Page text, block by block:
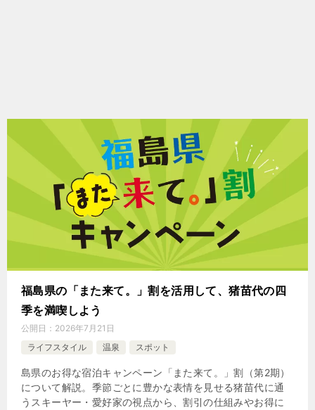
福島県の「また来て。」割を活用して、猪苗代の四
季を満喫しよう
公開日： 2026年7月21日
ライフスタイル
温泉 スポット
島県のお得な宿泊キャンペーン「また来て。」割（第2期）
について解説。季節ごとに豊かな表情を見せる猪苗代に通
うスキーヤー・愛好家の視点から、割引の仕組みやお得に